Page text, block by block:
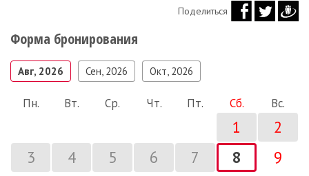
Поделиться
Форма бронирования
Авг, 2026 Сен, 2026 Окт, 2026
Пн. Вт. Ср. Чт. Пт. Сб. Вс.
1
2
3
4 5 6 7 8
9